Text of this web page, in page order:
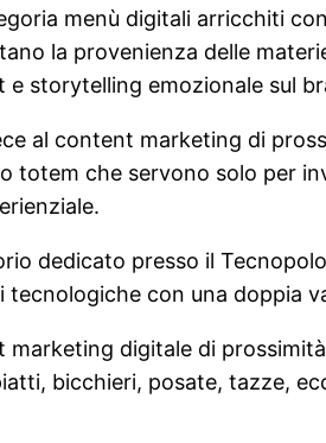
menù digitali arricchiti
la provenienza delle
e storytelling emozionale sul
al content marketing di
totem che servono solo per
dedicato presso il
tecnologiche con una doppia
marketing digitale di
bicchieri, posate, tazze,